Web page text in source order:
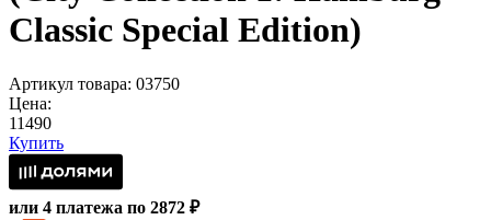
Classic Special Edition)
Артикул товара: 03750
Цена:
11490
Купить
или 4 платежа по 2872 ₽